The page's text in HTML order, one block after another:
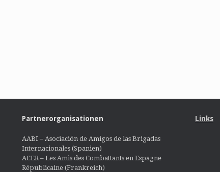
Partnerorganisationen
AABI – Asociación de Amigos de las Brigadas
Internacionales (Spanien)
ACER – Les Amis des Combattants en Espagne
Républicaine (Frankreich)
Links